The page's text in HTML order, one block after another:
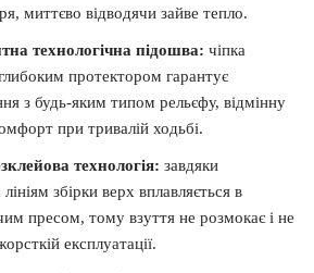
миттєво відводячи зайве тепло.
технологічна підошва: чіпка
протектором гарантує
з будь-яким типом рельєфу, відмінну
при тривалій ходьбі.
технологія: завдяки
збірки верх вплавляється в
пресом, тому взуття не розмокає і не
експлуатації.